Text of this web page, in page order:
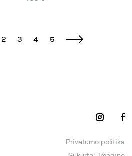
2 3 4 5
Privatumo politika